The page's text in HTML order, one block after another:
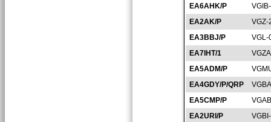
EA6AHK/P
EA2AK/P
VGZ-
EA3BBJ/P
VGL-
EA7IHT/1
EA5ADM/P
EA4GDY/P/QRP
EA5CMP/P
EA2URI/P